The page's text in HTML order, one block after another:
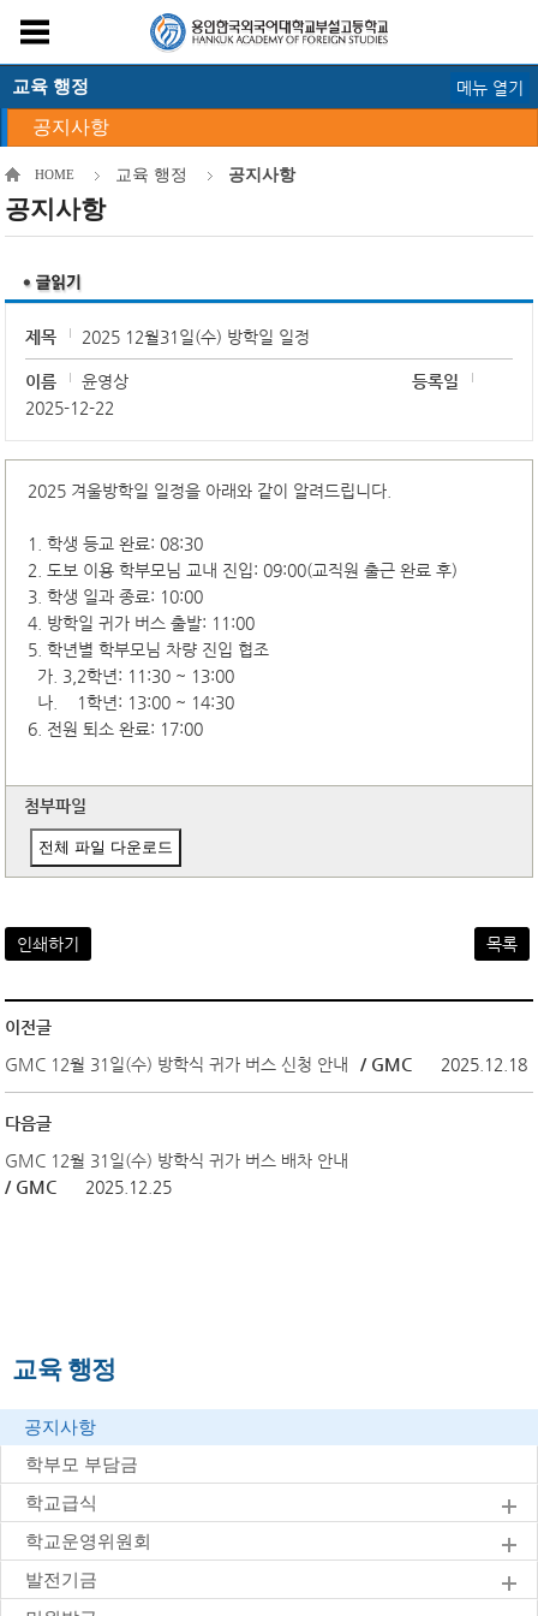
교육 행정
공지사항
메뉴 열기
HOME 교육 행정 공지사항
공지사항
제목 2025 12월31일(수) 방학일 일정
이름 윤영상
등록일
2025-12-22
2025 겨울방학일 일정을 아래와 같이 알려드립니다.
1. 학생 등교 완료: 08:30
2. 도보 이용 학부모님 교내 진입: 09:00(교직원 출근 완료 후)
3. 학생 일과 종료: 10:00
4. 방학일 귀가 버스 출발: 11:00
5. 학년별 학부모님 차량 진입 협조
가. 3,2학년: 11:30 ~ 13:00
나. 1학년: 13:00 ~ 14:30
6. 전원 퇴소 완료: 17:00
첨부파일
전체 파일 다운로드
인쇄하기 목록
이전글
GMC 12월 31일(수) 방학식 귀가 버스 신청 안내
/ GMC 2025.12.18
다음글
GMC 12월 31일(수) 방학식 귀가 버스 배차 안내
/ GMC
2025.12.25
교육 행정
공지사항
학부모 부담금
학교급식
학교운영위원회
발전기금